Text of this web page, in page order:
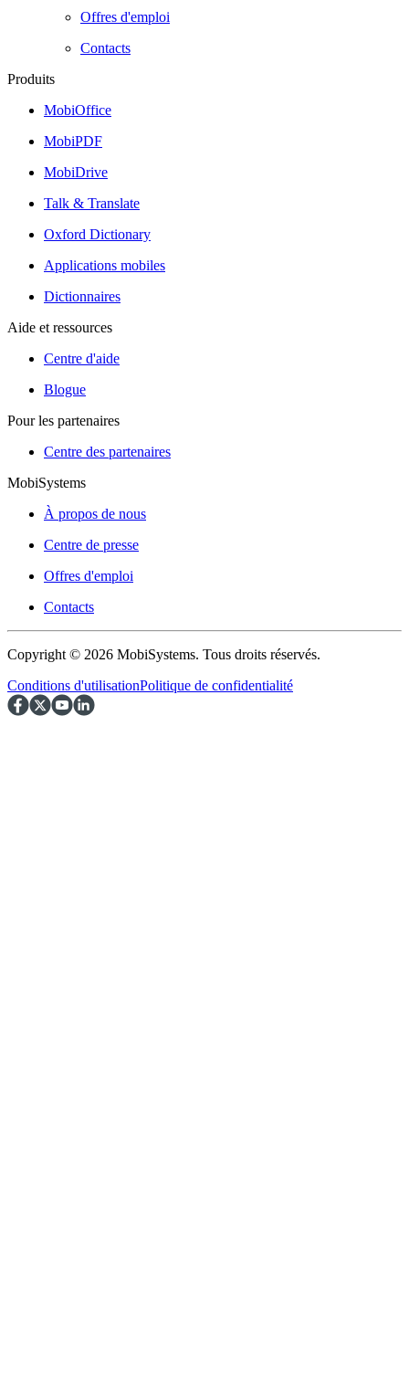
Offres d'emploi
Contacts
Produits
MobiOffice
MobiPDF
MobiDrive
Talk & Translate
Oxford Dictionary
Applications mobiles
Dictionnaires
Aide et ressources
Centre d'aide
Blogue
Pour les partenaires
Centre des partenaires
MobiSystems
À propos de nous
Centre de presse
Offres d'emploi
Contacts
Copyright © 2026 MobiSystems. Tous droits réservés.
Conditions d'utilisationPolitique de confidentialité